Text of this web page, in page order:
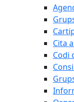
Cita
Codi